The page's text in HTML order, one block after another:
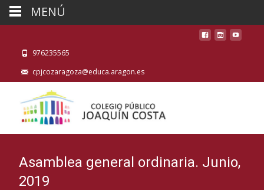
976235565
cpjcozaragoza@educa.aragon.es
Asamblea general ordinaria. Junio,
2019
MENÚ